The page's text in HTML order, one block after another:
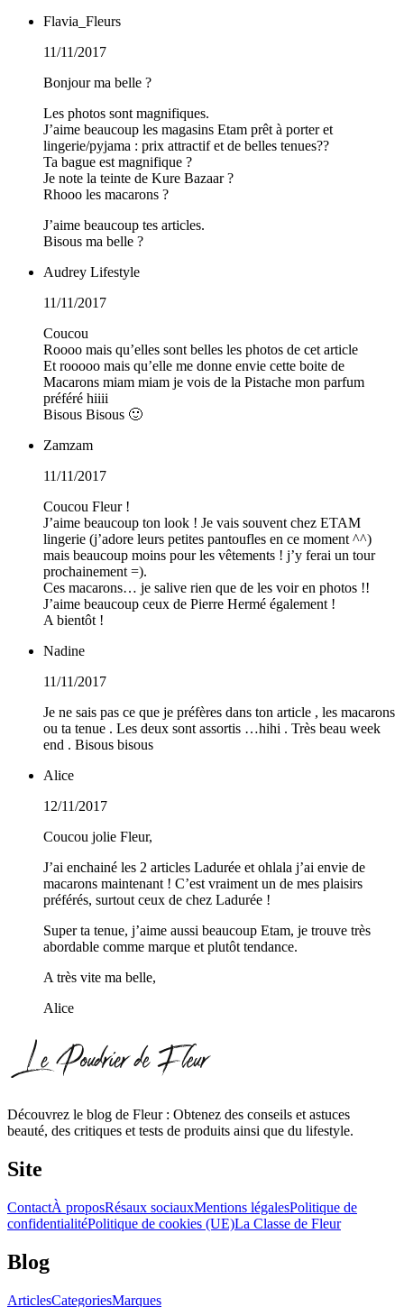
Flavia_Fleurs
11/11/2017
Bonjour ma belle ?
Les photos sont magnifiques.
J’aime beaucoup les magasins Etam prêt à porter et
lingerie/pyjama : prix attractif et de belles tenues??
Ta bague est magnifique ?
Je note la teinte de Kure Bazaar ?
Rhooo les macarons ?
J’aime beaucoup tes articles.
Bisous ma belle ?
Audrey Lifestyle
11/11/2017
Coucou
Roooo mais qu’elles sont belles les photos de cet article
Et rooooo mais qu’elle me donne envie cette boite de
Macarons miam miam je vois de la Pistache mon parfum
préféré hiiii
Bisous Bisous 🙂
Zamzam
11/11/2017
Coucou Fleur !
J’aime beaucoup ton look ! Je vais souvent chez ETAM
lingerie (j’adore leurs petites pantoufles en ce moment ^^)
mais beaucoup moins pour les vêtements ! j’y ferai un tour
prochainement =).
Ces macarons… je salive rien que de les voir en photos !!
J’aime beaucoup ceux de Pierre Hermé également !
A bientôt !
Nadine
11/11/2017
Je ne sais pas ce que je préfères dans ton article , les macarons
ou ta tenue . Les deux sont assortis …hihi . Très beau week
end . Bisous bisous
Alice
12/11/2017
Coucou jolie Fleur,
J’ai enchainé les 2 articles Ladurée et ohlala j’ai envie de
macarons maintenant ! C’est vraiment un de mes plaisirs
préférés, surtout ceux de chez Ladurée !
Super ta tenue, j’aime aussi beaucoup Etam, je trouve très
abordable comme marque et plutôt tendance.
A très vite ma belle,
Alice
Découvrez le blog de Fleur : Obtenez des conseils et astuces
beauté, des critiques et tests de produits ainsi que du lifestyle.
Site
ContactÀ proposRésaux sociauxMentions légalesPolitique de
confidentialitéPolitique de cookies (UE)La Classe de Fleur
Blog
ArticlesCategoriesMarques